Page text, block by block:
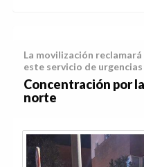
La movilización
este servicio de
Concentración por
norte